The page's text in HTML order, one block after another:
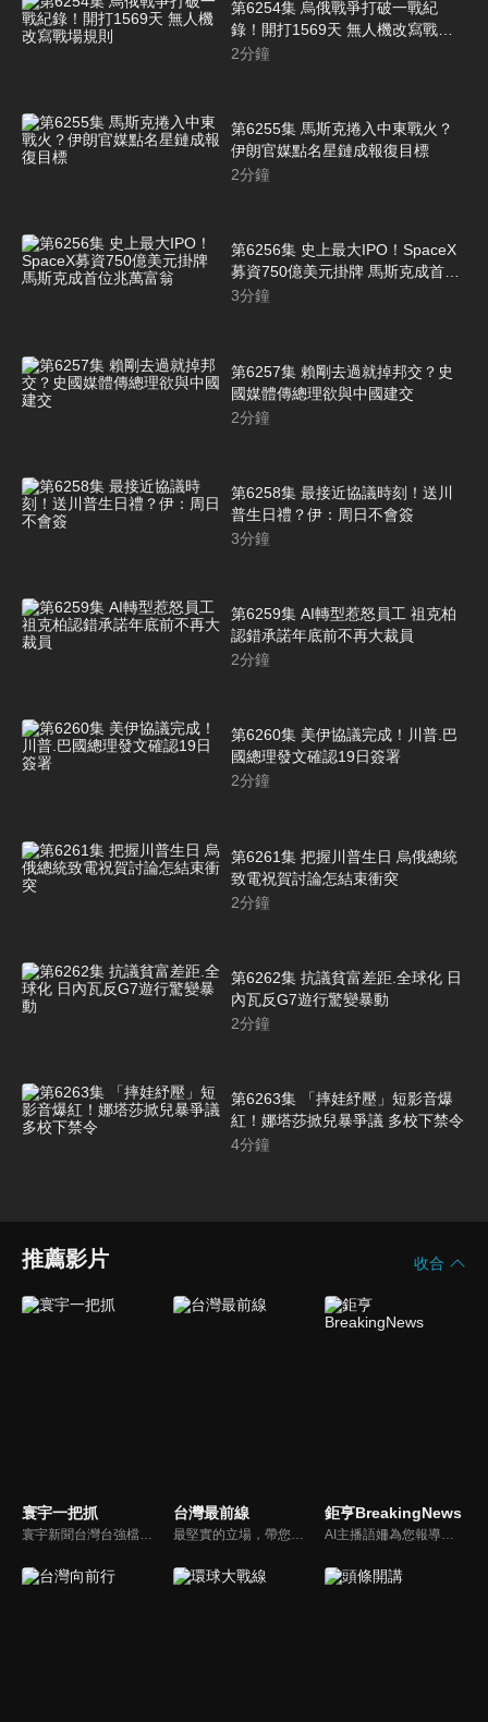
第6254集 烏俄戰爭打破一戰紀
錄！開打1569天 無人機改寫戰場
規則
2分鐘
第6255集 馬斯克捲入中東戰火？
伊朗官媒點名星鏈成報復目標
2分鐘
第6256集 史上最大IPO！SpaceX
募資750億美元掛牌 馬斯克成首位
兆萬富翁
3分鐘
第6257集 賴剛去過就掉邦交？史
國媒體傳總理欲與中國建交
2分鐘
第6258集 最接近協議時刻！送川
普生日禮？伊：周日不會簽
3分鐘
第6259集 AI轉型惹怒員工 祖克柏
認錯承諾年底前不再大裁員
2分鐘
第6260集 美伊協議完成！川普.巴
國總理發文確認19日簽署
2分鐘
第6261集 把握川普生日 烏俄總統
致電祝賀討論怎結束衝突
2分鐘
第6262集 抗議貧富差距.全球化 日
內瓦反G7遊行驚變暴動
2分鐘
第6263集 「摔娃紓壓」短影音爆
紅！娜塔莎掀兒暴爭議 多校下禁令
4分鐘
推薦影片 收合
寰宇一把抓 台灣最前線 鉅亨BreakingNews
AI主播語姍為您報導【鉅亨Breaking News】！每週播報大事，讓新聞更貼近你！